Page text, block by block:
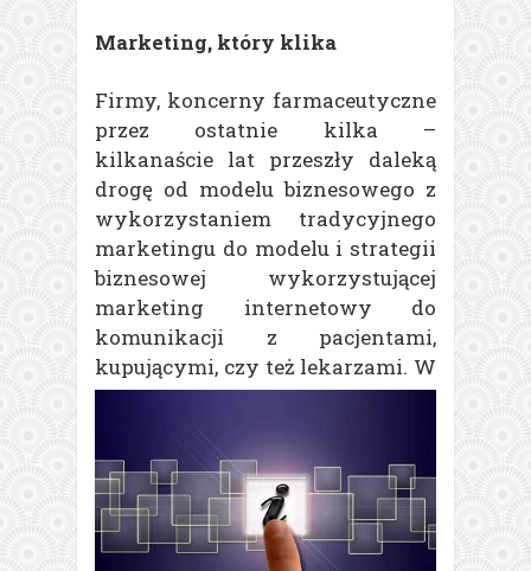
Marketing, który klika
Firmy, koncerny farmaceutyczne
przez ostatnie kilka –
kilkanaście lat przeszły daleką
drogę od modelu biznesowego z
wykorzystaniem tradycyjnego
marketingu do modelu i strategii
biznesowej wykorzystującej
marketing internetowy do
komunikacji z pacjentami,
kupującymi, czy też lekarzami. W